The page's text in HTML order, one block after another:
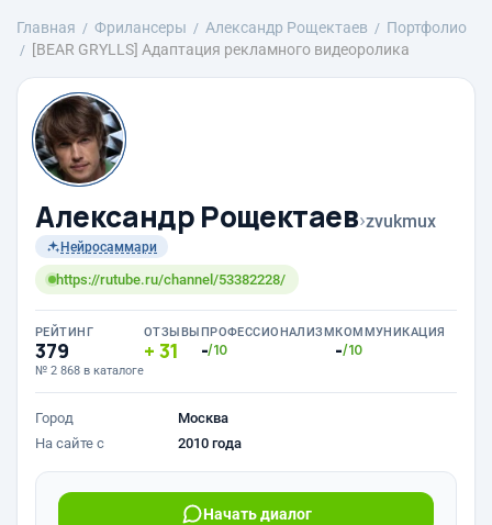
Главная Фрилансеры Александр Рощектаев
Портфолио
[BEAR GRYLLS] Адаптация рекламного видеоролика
Александр Рощектаев›zvukmux
Нейросаммари
https://rutube.ru/channel/53382228/
РЕЙТИНГ
379
№ 2 868 в каталоге
ОТЗЫВЫ
31
ПРОФЕССИОНАЛИЗМ
-/10
КОММУНИКАЦИЯ
-/10
Город
Москва
На сайте с
2010 года
Начать диалог